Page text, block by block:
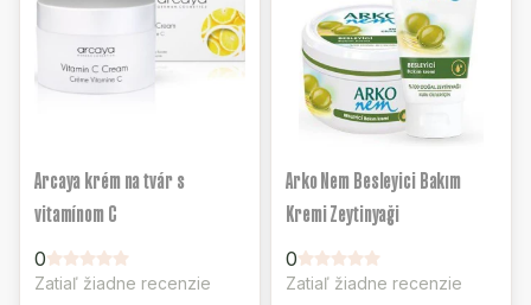
Arcaya krém na tvár s
vitamínom C
0
Zatiaľ žiadne recenzie
Arko Nem Besleyici Bakım
Kremi Zeytinyaği
0
Zatiaľ žiadne recenzie